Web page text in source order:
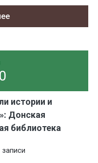
истории и
Донская
библиотека